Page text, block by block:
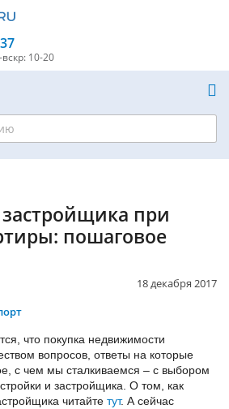
10-20
при
пошаговое
18 декабря 2017
что покупка недвижимости
вопросов, ответы на которые
с чем мы сталкиваемся – с выбором
и застройщика. О том, как
читайте тут. А сейчас